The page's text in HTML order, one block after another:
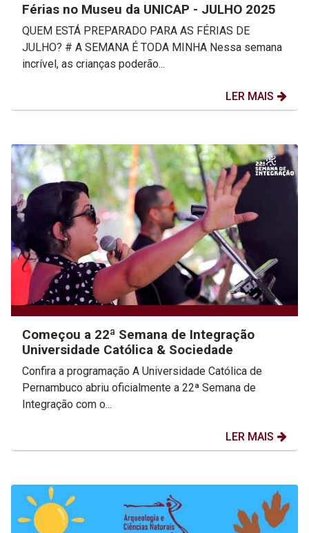
Férias no Museu da UNICAP - JULHO 2025
QUEM ESTÁ PREPARADO PARA AS FÉRIAS DE
JULHO? # A SEMANA É TODA MINHA Nessa semana
incrível, as crianças poderão...
LER MAIS
Começou a 22ª Semana de Integração
Universidade Católica & Sociedade
Confira a programação A Universidade Católica de
Pernambuco abriu oficialmente a 22ª Semana de
Integração com o...
LER MAIS